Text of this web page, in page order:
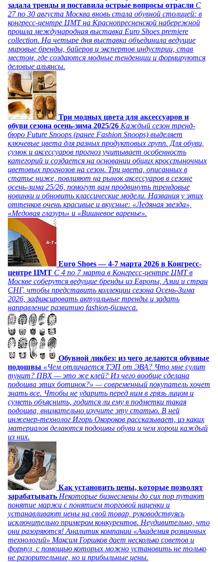
задала тренды и поставила острые вопросы отрасли С
27 по 30 августа Москва вновь стала обувной столицей: в
конгресс-центре ЦМТ на Краснопресненской набережной
прошла международная выставка Euro Shoes premiere
collection. На четыре дня выставка объединила ведущие
мировые бренды, байеров и экспертов индустрии, став
местом, где создаются модные тенденции и формируются
деловые альянсы.
Три модных цвета для аксессуаров и
обуви сезона осень-зима 2025/26 Каждый сезон тренд-
бюро Future Snoops (ранее Fashion Snoops) выделяет
ключевые цвета для разных продуктовых групп. Для обуви,
сумок и аксессуаров прогноз учитывает особенность
категорий и создается на основании общих кроссрыночных
цветовых прогнозов на сезон. Три цвета, описанных в
статье ниже, повлияют на рынок аксессуаров в сезоне
осень-зима 25/26, помогут вам продвинуть трендовые
новинки и обновить классические модели. Названия у этих
оттенков очень красивые и вкусные: «Ледяная звезда»,
«Медовая глазурь» и «Вишневое варенье».
Euro Shoes — 4-7 марта 2026 в Конгресс-
центре ЦМТ С 4 по 7 марта в Конгресс-центре ЦМТ в
Москве соберутся ведущие бренды из Европы, Азии и стран
СНГ, чтобы представить коллекции сезона Осень-Зима
2026, зафиксировать актуальные тренды и задать
направление развитию fashion-бизнеса.
Обувной ликбез: из чего делаются обувные
подошвы «Чем отличается ТЭП от ЭВА? Что мне сулит
тунит? ПВХ — это же клей? Из чего вообще сделана
подошва этих ботинок?» — современный покупатель хочет
знать все. Чтобы не ударить перед ним в грязь лицом и
суметь объяснить, годится ли ему в подметки такая
подошва, внимательно изучите эту статью. В ней
инженер-технолог Игорь Окороков рассказывает, из каких
материалов делаются подошвы обуви и чем хорош каждый
из них.
Как установить цены, которые позволят
зарабатывать Некоторые бизнесмены до сих пор путают
понятие маржи с понятием торговой наценки и
устанавливают цены на свой товар, руководствуясь
исключительно примером конкурентов. Неудивительно, что
они разоряются! Аналитик компании «Академия розничных
технологий» Максим Горшков дает несколько советов и
формул, с помощью которых можно установить не только
не разорительные, но и прибыльные цены.